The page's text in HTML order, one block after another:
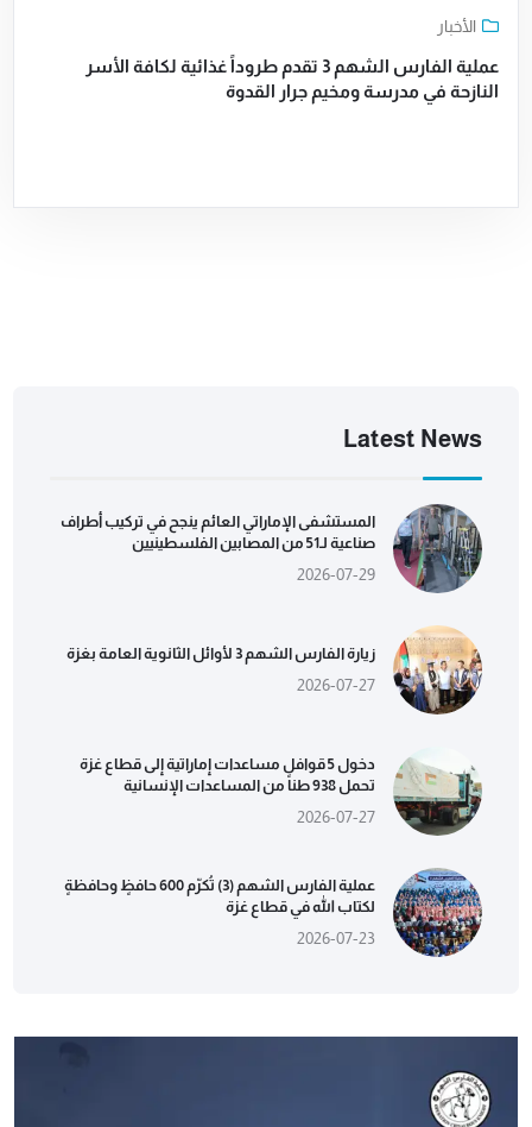
الأخبار
عملية الفارس الشهم 3 تقدم طروداً غذائية لكافة الأسر
النازحة في مدرسة ومخيم جرار القدوة
Latest News
المستشفى الإماراتي العائم ينجح في تركيب أطراف
صناعية لـ51 من المصابين الفلسطينيين
2026-07-29
زيارة الفارس الشهم 3 لأوائل الثانوية العامة بغزة
2026-07-27
دخول 5 قوافل مساعدات إماراتية إلى قطاع غزة
تحمل 938 طناً من المساعدات الإنسانية
2026-07-27
عملية الفارس الشهم (3) تُكرّم 600 حافظٍ وحافظةٍ
لكتاب الله في قطاع غزة
2026-07-23